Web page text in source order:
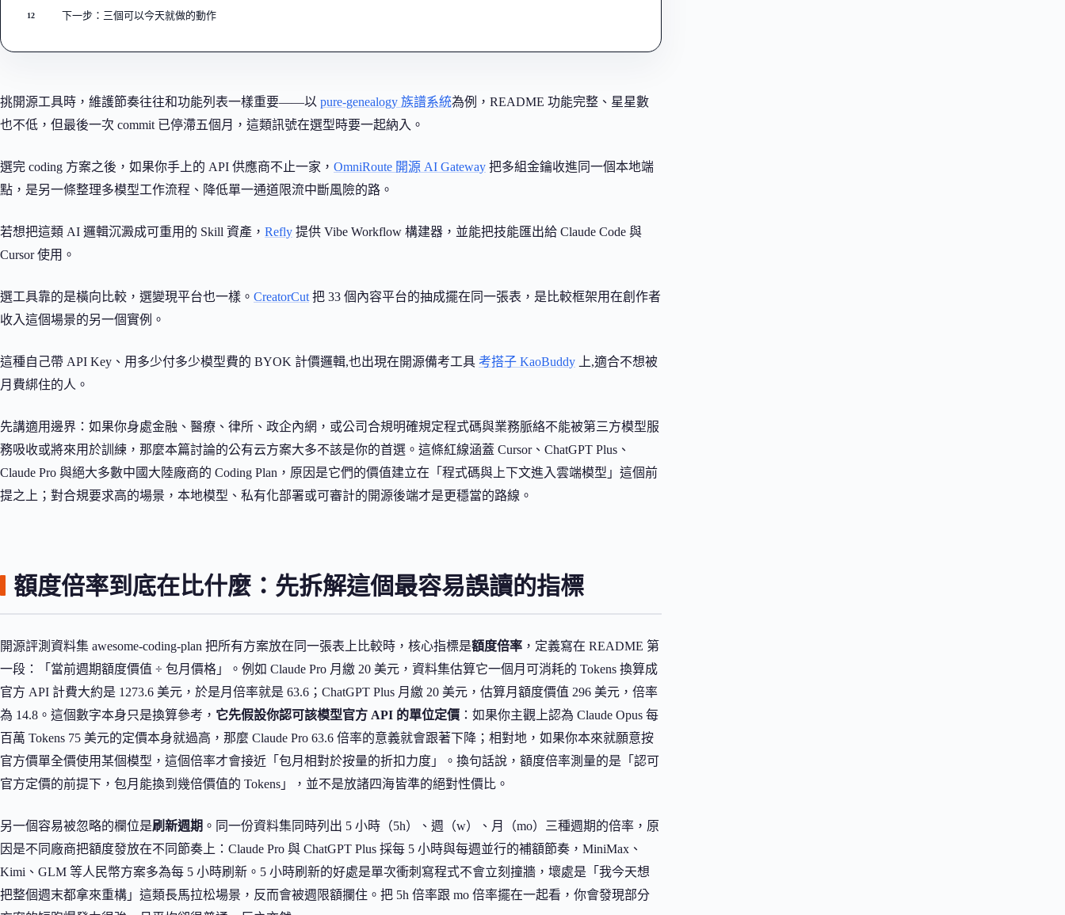
12 下一步：三個可以今天就做的動作
挑開源工具時，維護節奏往往和功能列表一樣重要——以 pure-genealogy 族譜系統為例，README 功能完整、星星數
也不低，但最後一次 commit 已停滯五個月，這類訊號在選型時要一起納入。
選完 coding 方案之後，如果你手上的 API 供應商不止一家， OmniRoute 開源 AI Gateway 把多組金鑰收進同一個本地端
點，是另一條整理多模型工作流程、降低單一通道限流中斷風險的路。
若想把這類 AI 邏輯沉澱成可重用的 Skill 資產， Refly 提供 Vibe Workflow 構建器，並能把技能匯出給 Claude Code 與
Cursor 使用。
選工具靠的是橫向比較，選變現平台也一樣。 CreatorCut 把 33 個內容平台的抽成擺在同一張表，是比較框架用在創作者
收入這個場景的另一個實例。
這種自己帶 API Key、用多少付多少模型費的 BYOK 計價邏輯,也出現在開源備考工具 考搭子 KaoBuddy 上,適合不想被
月費綁住的人。
先講適用邊界：如果你身處金融、醫療、律所、政企內網，或公司合規明確規定程式碼與業務脈絡不能被第三方模型服
務吸收或將來用於訓練，那麼本篇討論的公有云方案大多不該是你的首選。這條紅線涵蓋 Cursor、ChatGPT Plus、
Claude Pro 與絕大多數中國大陸廠商的 Coding Plan，原因是它們的價值建立在「程式碼與上下文進入雲端模型」這個前
提之上；對合規要求高的場景，本地模型、私有化部署或可審計的開源後端才是更穩當的路線。
額度倍率到底在比什麼：先拆解這個最容易誤讀的指標
開源評測資料集 awesome-coding-plan 把所有方案放在同一張表上比較時，核心指標是額度倍率 ，定義寫在 README 第
一段：「當前週期額度價值 ÷ 包月價格」。例如 Claude Pro 月繳 20 美元，資料集估算它一個月可消耗的 Tokens 換算成
官方 API 計費大約是 1273.6 美元，於是月倍率就是 63.6；ChatGPT Plus 月繳 20 美元，估算月額度價值 296 美元，倍率
為 14.8。這個數字本身只是換算參考， 它先假設你認可該模型官方 API 的單位定價 ：如果你主觀上認為 Claude Opus 每
百萬 Tokens 75 美元的定價本身就過高，那麼 Claude Pro 63.6 倍率的意義就會跟著下降；相對地，如果你本來就願意按
官方價單全價使用某個模型，這個倍率才會接近「包月相對於按量的折扣力度」。換句話說，額度倍率測量的是「認可
官方定價的前提下，包月能換到幾倍價值的 Tokens」，並不是放諸四海皆準的絕對性價比。
另一個容易被忽略的欄位是刷新週期 。同一份資料集同時列出 5 小時（5h）、週（w）、月（mo）三種週期的倍率，原
因是不同廠商把額度發放在不同節奏上：Claude Pro 與 ChatGPT Plus 採每 5 小時與每週並行的補額節奏，MiniMax、
Kimi、GLM 等人民幣方案多為每 5 小時刷新。5 小時刷新的好處是單次衝刺寫程式不會立刻撞牆，壞處是「我今天想
把整個週末都拿來重構」這類長馬拉松場景，反而會被週限額攔住。把 5h 倍率跟 mo 倍率擺在一起看，你會發現部分